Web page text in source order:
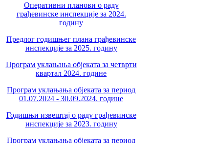
Оперативни планови о раду
грађевинске инспекције за 2024.
годину
Предлог годишњег плана грађевинске
инспекције за 2025. годину
Програм уклањања објеката за четврти
квартал 2024. године
Програм уклањања објеката за период
01.07.2024 - 30.09.2024. године
Годишњи извештај о раду грађевинске
инспекције за 2023. годину
Програм уклањања објеката за период